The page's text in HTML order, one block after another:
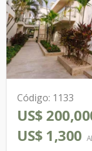
Código: 1133
US$
US$ 1,300